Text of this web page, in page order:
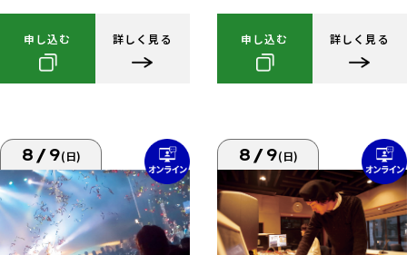
申し込む 詳しく見る 申し込む 詳しく見る
8/9(日) 8/9(日)